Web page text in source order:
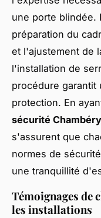
une porte blindée.
préparation du
et l'ajustement de
l'installation de
procédure garantit
protection. En
sécurité Chambéry
s'assurent que
normes de
une tranquillité
Témoignages de
les installations